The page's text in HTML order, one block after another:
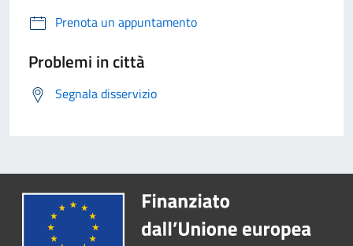
Prenota un appuntamento
Problemi in città
Segnala disservizio